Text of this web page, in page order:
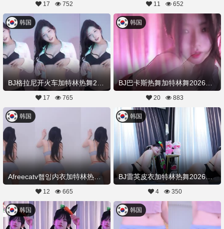
17 752 11 652
韩国
17 765
韩国
20 883
韩国
12 665
BJ雷英皮衣加特林热舞20260309舞蹈剪辑
韩国
4 350
韩国 韩国